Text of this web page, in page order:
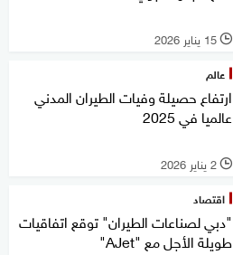
l 15 يناير 2026
عالم
ارتفاع حصيلة وفيات الطيران المدني
عالميا في 2025
l 2 يناير 2026
اقتصاد
"دبي لصناعات الطيران" توقع اتفاقيات
طويلة الأجل مع "AJet"